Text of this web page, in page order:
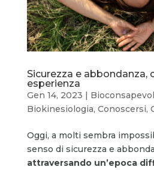
Sicurezza e abbondanza,
esperienza
Gen 14, 2023 |
Biokinesiologia, Conoscersi,
Oggi, a molti sembra
senso di sicurezza e
attraversando un’epoca